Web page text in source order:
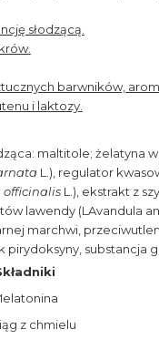
słodzącą.
barwników,
i laktozy.
maltitole; żelatyna
L.), regulator
officinalisL.), ekstrakt z
lawendy (LAvandula
marchwi,
substancja
z chmielu